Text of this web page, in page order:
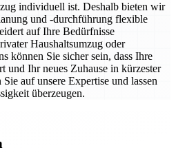
individuell ist. Deshalb bieten wir
und -durchführung flexible
auf Ihre Bedürfnisse
Haushaltsumzug oder
können Sie sicher sein, dass Ihre
und Ihr neues Zuhause in kürzester
auf unsere Expertise und lassen
überzeugen.